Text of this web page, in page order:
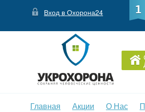
Вход в Охорона24
Главная Акции О Нас